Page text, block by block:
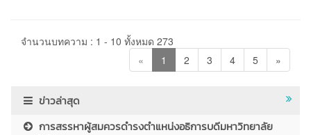
จำนวนบทความ : 1 - 10 ทั้งหมด 273
«
1 2 3 4 5 »
ข่าวล่าสุด
การสรรหาผู้สมควรดำรงตำแหน่งอธิการบดีมหาวิทยาลัย